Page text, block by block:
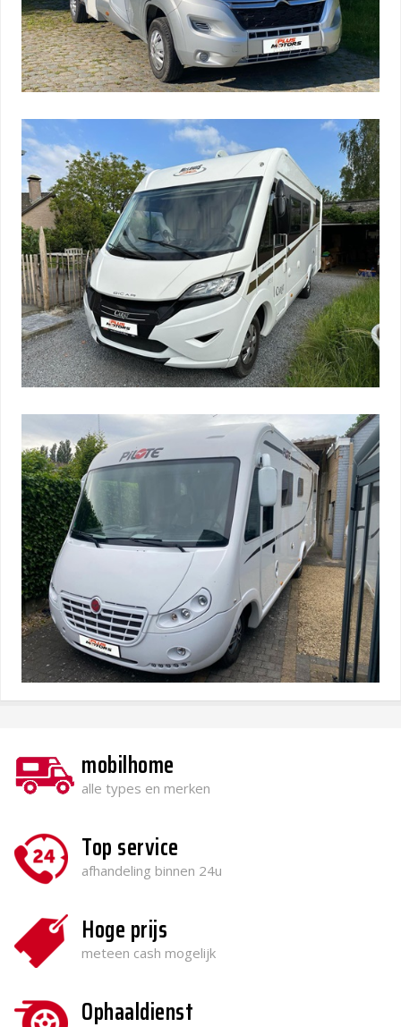
mobilhome
alle types en merken
Top service
afhandeling binnen 24u
Hoge prijs
meteen cash mogelijk
Ophaaldienst